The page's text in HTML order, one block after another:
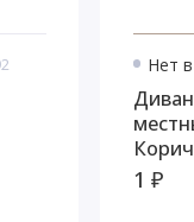
Нет
Диван
1 ₽